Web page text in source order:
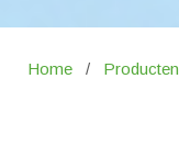
Home / Producten